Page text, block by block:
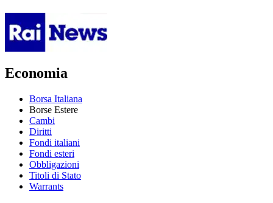
Economia
Borsa Italiana
Borse Estere
Cambi
Diritti
Fondi italiani
Fondi esteri
Obbligazioni
Titoli di Stato
Warrants